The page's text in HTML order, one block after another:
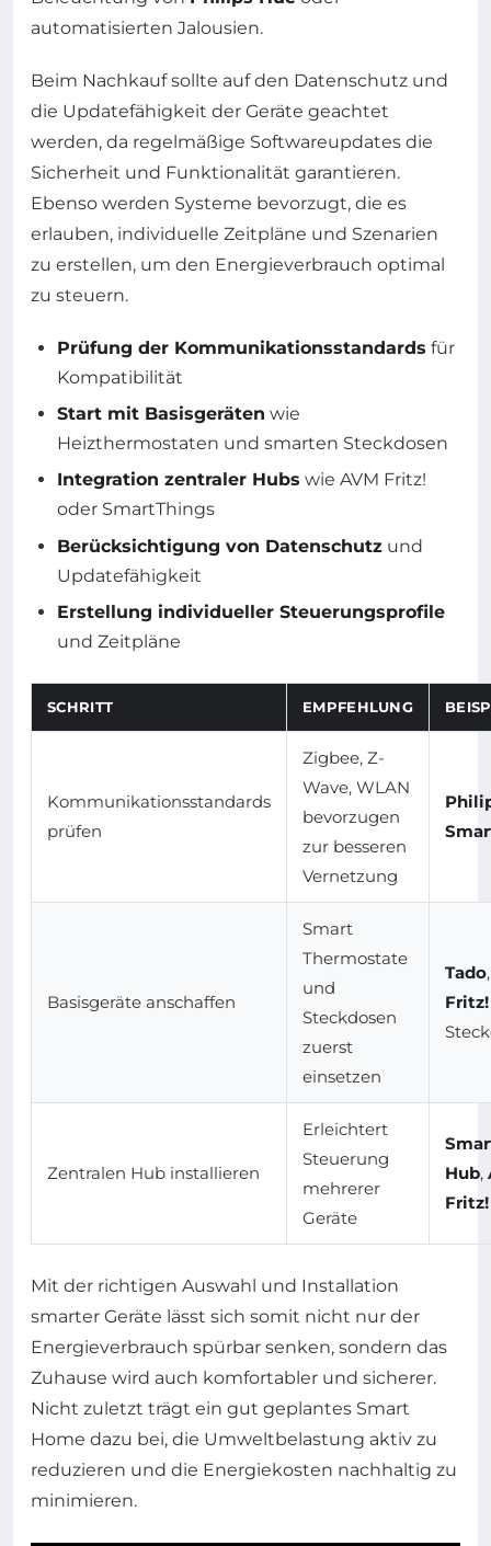
automatisierten Jalousien.
Beim Nachkauf sollte auf den Datenschutz und
die Updatefähigkeit der Geräte geachtet
werden, da regelmäßige Softwareupdates die
Sicherheit und Funktionalität garantieren.
Ebenso werden Systeme bevorzugt, die es
erlauben, individuelle Zeitpläne und Szenarien
zu erstellen, um den Energieverbrauch optimal
zu steuern.
Prüfung der Kommunikationsstandards für
Kompatibilität
Start mit Basisgeräten wie
Heizthermostaten und smarten Steckdosen
Integration zentraler Hubs wie AVM Fritz!
oder SmartThings
Berücksichtigung von Datenschutz und
Updatefähigkeit
Erstellung individueller Steuerungsprofile
und Zeitpläne
SCHRITT EMPFEHLUNG
Kommunikationsstandards
prüfen
Zigbee, Z-
Wave, WLAN
bevorzugen
zur besseren
Vernetzung
Basisgeräte anschaffen
Smart
Thermostate
und
Steckdosen
zuerst
einsetzen
Tado
Fritz!
Zentralen Hub installieren
Erleichtert
Steuerung
mehrerer
Geräte
Hub,
Mit der richtigen Auswahl und Installation
smarter Geräte lässt sich somit nicht nur der
Energieverbrauch spürbar senken, sondern das
Zuhause wird auch komfortabler und sicherer.
Nicht zuletzt trägt ein gut geplantes Smart
Home dazu bei, die Umweltbelastung aktiv zu
reduzieren und die Energiekosten nachhaltig zu
minimieren.